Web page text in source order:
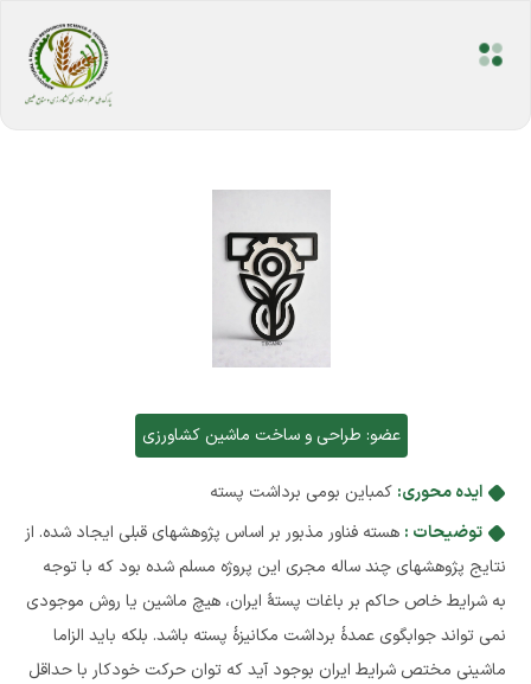
عضو: طراحی و ساخت ماشین کشاورزی
ایده محوری: کمباین بومی برداشت پسته
توضیحات : هسته فناور مذبور بر اساس پژوهشهای قبلی ایجاد شده. از
نتایج پژوهشهای چند ساله مجری این پروژه مسلم شده بود که با توجه
به شرایط خاص حاکم بر باغات پستۀ ایران، هیچ ماشین یا روش موجودی
نمی تواند جوابگوی عمدۀ برداشت مکانیزۀ پسته باشد. بلکه باید الزاما
ماشینی مختص شرایط ایران بوجود آید که توان حرکت خودکار با حداقل